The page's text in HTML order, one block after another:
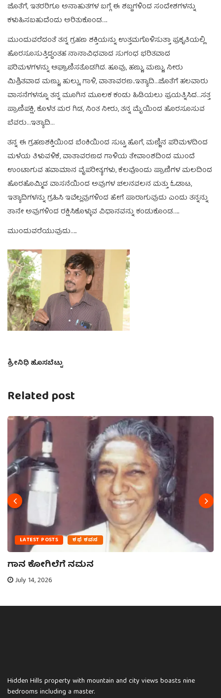
ಜೊತೆಗೆ, ಇತರರಿಗೂ ಅನಾಹುತಗಳ ಬಗ್ಗೆ ಈ ಶಬ್ದಗಳಿಂದ ಸಂದೇಶಗಳನ್ನು
ಕಳುಹಿಸಬಹುದೆಂದು ಅರಿತುಕೊಂಡ….
ಮುಂದುವರೆದಂತೆ ತನ್ನ ಗ್ರಹಣ ಶಕ್ತಿಯನ್ನು ಉತ್ತಮಗೊಳಿಸುತ್ತಾ ಪ್ರಕೃತಿಯಲ್ಲಿ
ಹೊರಸೂಸುತ್ತಿದ್ದಂತಹ ನಾನಾವಿಧವಾದ ಸುಗಂಧ ಭರಿತವಾದ
ಪರಿಮಳಗಳನ್ನು ಆಘ್ರಾಣಿಸತೊಡಗಿದ. ಹೂವು, ಹಣ್ಣು, ಮಣ್ಣು, ನೀರು
ಮಿಶ್ರಿತವಾದ ಮಣ್ಣು, ಹುಲ್ಲು, ಗಾಳಿ, ವಾತಾವರಣ..ಇತ್ಯಾದಿ…ಜೊತೆಗೆ ಹಲವಾರು
ವಾಸನೆಗಳನ್ನೂ ತನ್ನ ಮೂಗಿನ ಮೂಲಕ ಕಂಡು ಹಿಡಿಯಲು ಪ್ರಯತ್ನಿಸಿದ…ಸತ್ತ
ಪ್ರಾಣಿಪಕ್ಷಿ, ಕೊಳೆತ ಮರ ಗಿಡ, ನಿಂತ ನೀರು, ತನ್ನ ಮೈಯಿಂದ ಹೊರಸೂಸುವ
ಬೆವರು…ಇತ್ಯಾದಿ…
ತನ್ನ ಈ ಗ್ರಹಣಶಕ್ತಿಯಿಂದ ಬೆಂಕಿಯಿಂದ ಸುಟ್ಟ ಹೊಗೆ, ಮಣ್ಣಿನ ಪರಿಮಳದಿಂದ
ಮಳೆಯ ತಿಳುವಳಿಕೆ, ವಾತಾವರಣದ ಗಾಳಿಯ ತೇವಾಂಶದಿಂದ ಮುಂದೆ
ಉಂಟಾಗುವ ಹವಾಮಾನ ವೈಪರೀತ್ಯಗಳು, ಕೆಲವೊಂದು ಪ್ರಾಣಿಗಳ ಮಲದಿಂದ
ಹೊರಹೊಮ್ಮಿದ ವಾಸನೆಯಿಂದ ಅವುಗಳ ಚಲನವಲನ ಮತ್ತು ಓಡಾಟ,
ಇತ್ಯಾದಿಗಳನ್ನು ಗ್ರಹಿಸಿ ಇವೆಲ್ಲವುಗಳಿಂದ ಹೇಗೆ ಪಾರಾಗುವುದು ಎಂದು ತನ್ನನ್ನು
ತಾನೇ ಅವುಗಳಿಂದ ರಕ್ಷಿಸಿಕೊಳ್ಳುವ ವಿಧಾನವನ್ನು ಕಂಡುಕೊಂಡ…..
ಮುಂದುವರೆಯುವುದು…..
ಶ್ರೀನಿಧಿ ಹೊಸಬೆಟ್ಟು
Related post
LATEST POSTS ಕಥೆ ಕವನ
ಗಾನ ಕೋಗಿಲೆಗೆ ನಮನ
July 14, 2026
Hidden Hills property with mountain and city views boasts nine
bedrooms including a master.